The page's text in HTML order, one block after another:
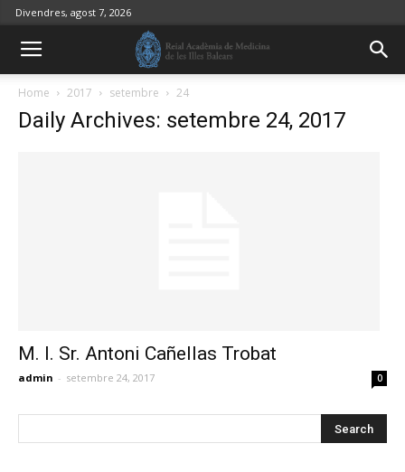
Divendres, agost 7, 2026
Home 2017 setembre 24
Daily Archives: setembre 24, 2017
M. I. Sr. Antoni Cañellas Trobat
admin - setembre 24, 2017 0